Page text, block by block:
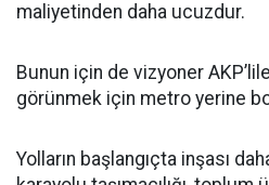
maliyetinden daha ucuzdur.
Bunun için de vizyoner
görünmek için metro yerine
Yolların başlangıçta inşası